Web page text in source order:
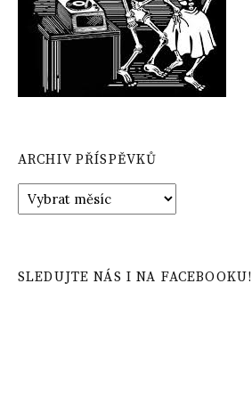
ARCHIV PŘÍSPĚVKŮ
Archiv
příspěvků
SLEDUJTE NÁS I NA FACEBOOKU!